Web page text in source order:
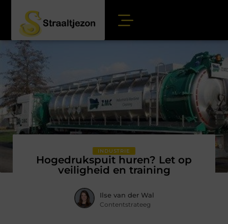
INDUSTRIE
Hogedrukspuit huren? Let op
veiligheid en training
Ilse van der Wal
Contentstrateeg